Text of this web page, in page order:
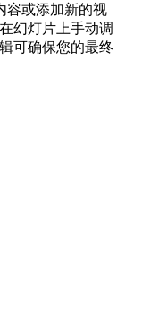
容或添加新的视
幻灯片上手动调
可确保您的最终